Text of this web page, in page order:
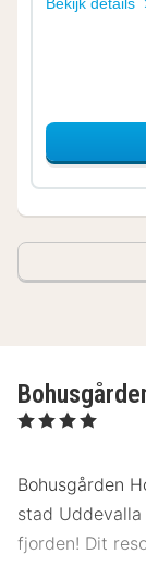
, 4 Sterren
Bohusgården
stad
fjorden! Dit